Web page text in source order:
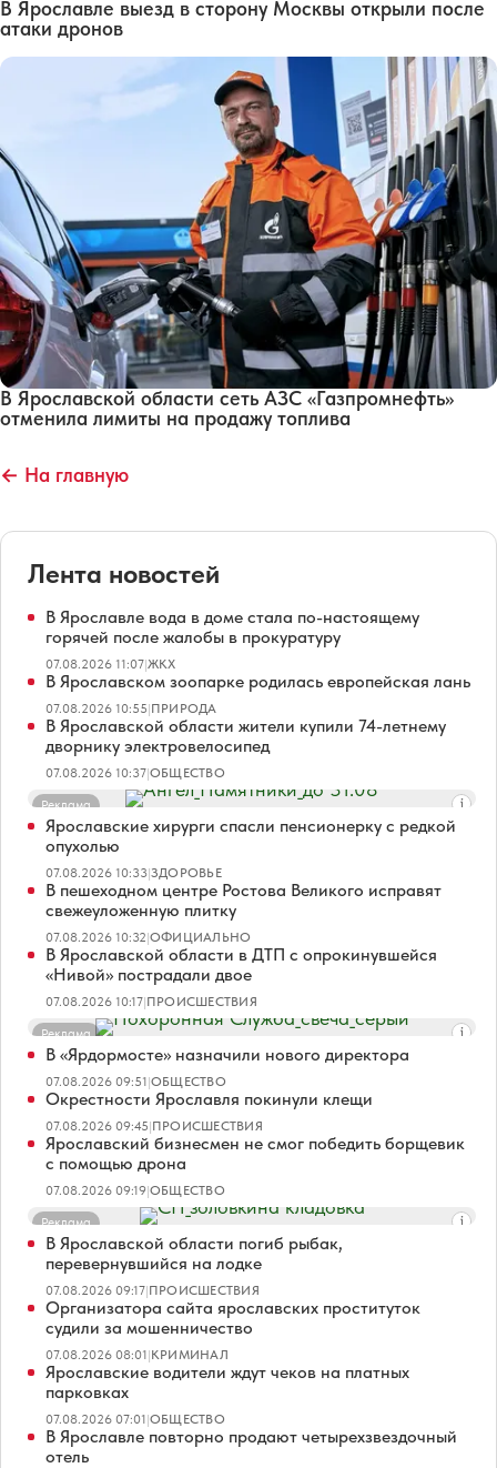
В Ярославле выезд в сторону Москвы открыли после
атаки дронов
В Ярославской области сеть АЗС «Газпромнефть»
отменила лимиты на продажу топлива
← На главную
Лента новостей
В Ярославле вода в доме стала по-настоящему
горячей после жалобы в прокуратуру
07.08.2026 11:07|ЖКХ
В Ярославском зоопарке родилась европейская лань
07.08.2026 10:55|ПРИРОДА
В Ярославской области жители купили 74-летнему
дворнику электровелосипед
07.08.2026 10:37|ОБЩЕСТВО
Реклама
Ярославские хирурги спасли пенсионерку с редкой
опухолью
07.08.2026 10:33|ЗДОРОВЬЕ
В пешеходном центре Ростова Великого исправят
свежеуложенную плитку
07.08.2026 10:32|ОФИЦИАЛЬНО
В Ярославской области в ДТП с опрокинувшейся
«Нивой» пострадали двое
07.08.2026 10:17|ПРОИСШЕСТВИЯ
Реклама
В «Ярдормосте» назначили нового директора
07.08.2026 09:51|ОБЩЕСТВО
Окрестности Ярославля покинули клещи
07.08.2026 09:45|ПРОИСШЕСТВИЯ
Ярославский бизнесмен не смог победить борщевик
с помощью дрона
07.08.2026 09:19|ОБЩЕСТВО
Реклама
В Ярославской области погиб рыбак,
перевернувшийся на лодке
07.08.2026 09:17|ПРОИСШЕСТВИЯ
Организатора сайта ярославских проституток
судили за мошенничество
07.08.2026 08:01|КРИМИНАЛ
Ярославские водители ждут чеков на платных
парковках
07.08.2026 07:01|ОБЩЕСТВО
В Ярославле повторно продают четырехзвездочный
отель